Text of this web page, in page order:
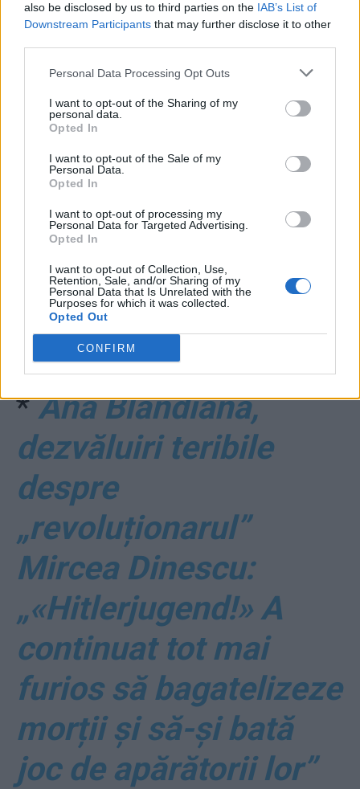
also be disclosed by us to third parties on the IAB’s List of
Downstream Participants that may further disclose it to other
Personal Data Processing Opt Outs
I want to opt-out of the Sharing of my
personal data.
Opted In
I want to opt-out of the Sale of my
Personal Data.
Opted In
I want to opt-out of processing my
Personal Data for Targeted Advertising.
Opted In
I want to opt-out of Collection, Use,
Retention, Sale, and/or Sharing of my
Personal Data that Is Unrelated with the
Purposes for which it was collected.
Opted Out
CONFIRM
Pleșu”, „stârpitura
Patapievici”, „jigodia
Melania Cincea”
Întreaga populație
se poate înscrie la
vaccinare, fără
restricții, începând cu
15 martie. Imunizarea
demarează în aprilie
*Ana Blandiana,
dezvăluiri teribile
despre
„revoluționarul”
Mircea Dinescu:
„«Hitlerjugend!» A
continuat tot mai
furios să bagatelizeze
morții și să-și bată
joc de apărătorii lor”